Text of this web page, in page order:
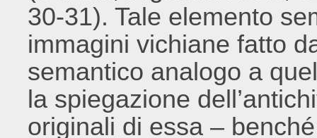
30-31). Tale elemento
immagini vichiane fatto
semantico analogo a
la spiegazione
originali di essa –